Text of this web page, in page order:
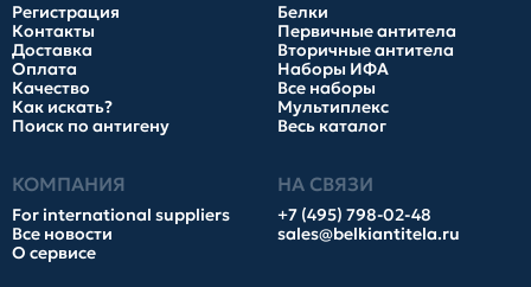
Регистрация
Контакты
Доставка
Оплата
Качество
Как искать?
Поиск по антигену
Белки
Первичные антитела
Вторичные антитела
Наборы ИФА
Все наборы
Мультиплекс
Весь каталог
КОМПАНИЯ
For international suppliers
Все новости
О сервисе
НА СВЯЗИ
+7 (495) 798-02-48
sales@belkiantitela.ru